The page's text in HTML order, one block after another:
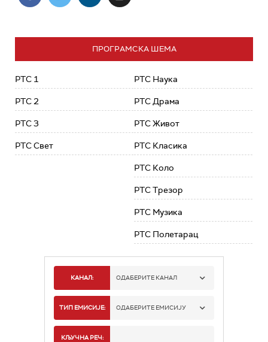
ПРОГРАМСКА ШЕМА
РТС 1
РТС 2
РТС 3
РТС Свет
РТС Наука
РТС Драма
РТС Живот
РТС Класика
РТС Коло
РТС Трезор
РТС Музика
РТС Полетарац
КАНАЛ: ОДАБЕРИТЕ КАНАЛ
РТС 1
ТИП ЕМИСИЈЕ: ОДАБЕРИТЕ ЕМИСИЈУ
КЉУЧНА РЕЧ: